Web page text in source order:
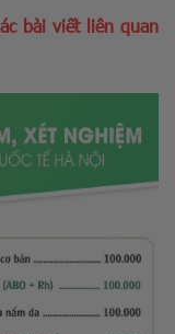
bài viết liên quan